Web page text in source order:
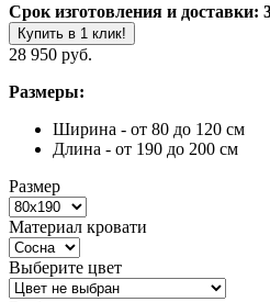
Срок изготовления и доставки:
Купить в 1 клик!
28 950 руб.
Размеры:
Ширина - от 80 до 120 см
Длина - от 190 до 200 см
Размер
Материал кровати
Выберите цвет